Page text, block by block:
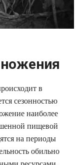
в
сезонностью
наиболее
пищевой
на периоды
обильно